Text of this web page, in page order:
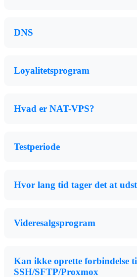
DNS
Loyalitetsprogram
Hvad er NAT-VPS?
Testperiode
Hvor lang tid tager det at
Videresalgsprogram
Kan ikke oprette forbindelse
SSH/SFTP/Proxmox